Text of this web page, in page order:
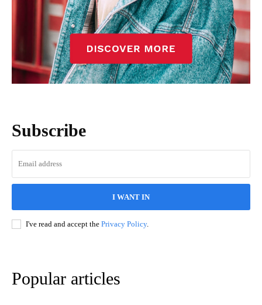
Subscribe
I WANT IN
I've read and accept the Privacy Policy.
Popular articles